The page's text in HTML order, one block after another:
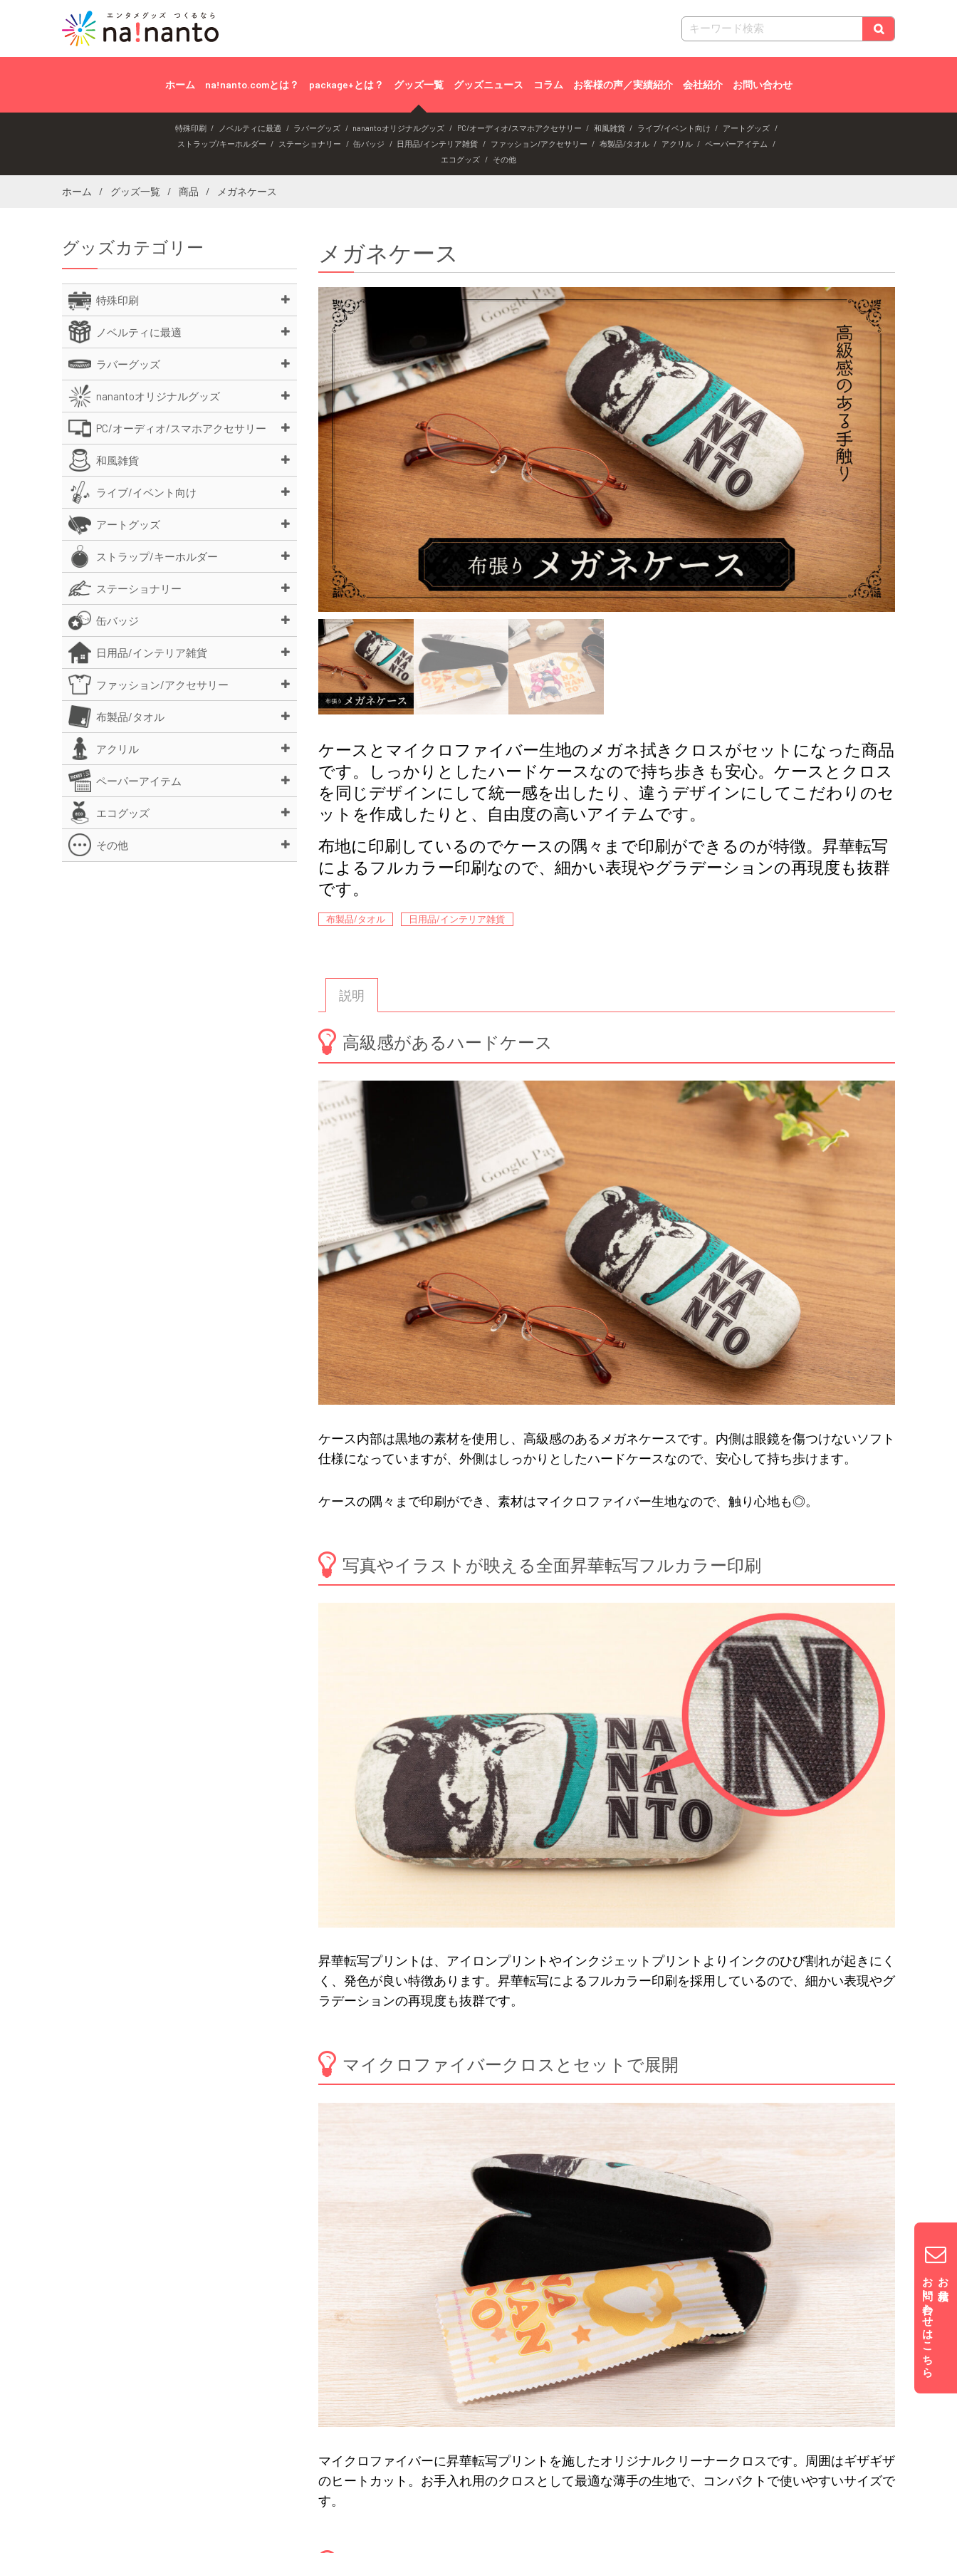
ホーム na!nanto.comとは？ package+とは？ グッズ一覧 グッズニュース コラム お客様の声／実績紹介 会社紹介 お問い合わせ
特殊印刷 ノベルティに最適 ラバーグッズ nanantoオリジナルグッズ PC/オーディオ/スマホアクセサリー 和風雑貨 ライブ/イベント向け
アートグッズ
ストラップ/キーホルダー
ステーショナリー 缶バッジ 日用品/インテリア雑貨 ファッション/アクセサリー 布製品/タオル アクリル
ペーパーアイテム
エコグッズ
その他
ホーム グッズ一覧 商品 メガネケース
メガネケース
ケースとマイクロファイバー生地のメガネ拭きクロスがセットになった商品
です。しっかりとしたハードケースなので持ち歩きも安心。ケースとクロス
を同じデザインにして統一感を出したり、違うデザインにしてこだわりのセ
ットを作成したりと、自由度の高いアイテムです。
布地に印刷しているのでケースの隅々まで印刷ができるのが特徴。昇華転写
によるフルカラー印刷なので、細かい表現やグラデーションの再現度も抜群
です。
布製品/タオル 日用品/インテリア雑貨
説明
高級感があるハードケース
ケース内部は黒地の素材を使用し、高級感のあるメガネケースです。内側は眼鏡を傷つけないソフト
仕様になっていますが、外側はしっかりとしたハードケースなので、安心して持ち歩けます。
ケースの隅々まで印刷ができ、素材はマイクロファイバー生地なので、触り心地も◎。
写真やイラストが映える全面昇華転写フルカラー印刷
昇華転写プリントは、アイロンプリントやインクジェットプリントよりインクのひび割れが起きにく
く、発色が良い特徴あります。昇華転写によるフルカラー印刷を採用しているので、細かい表現やグ
ラデーションの再現度も抜群です。
マイクロファイバークロスとセットで展開
マイクロファイバーに昇華転写プリントを施したオリジナルクリーナークロスです。周囲はギザギザ
のヒートカット。お手入れ用のクロスとして最適な薄手の生地で、コンパクトで使いやすいサイズで
す。
お見積り
お問い合わせはこちら
グッズカテゴリー
特殊印刷
ノベルティに最適
ラバーグッズ
nanantoオリジナルグッズ
PC/オーディオ/スマホアクセサリー
和風雑貨
ライブ/イベント向け
アートグッズ
ストラップ/キーホルダー
ステーショナリー
缶バッジ
日用品/インテリア雑貨
ファッション/アクセサリー
布製品/タオル
アクリル
ペーパーアイテム
エコグッズ
その他